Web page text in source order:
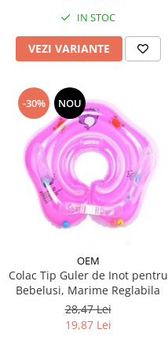
IN STOC
VEZI VARIANTE
-30% NOU
OEM
Colac Tip Guler de Inot pentru
Bebelusi, Marime Reglabila
28,47 Lei
19,87 Lei